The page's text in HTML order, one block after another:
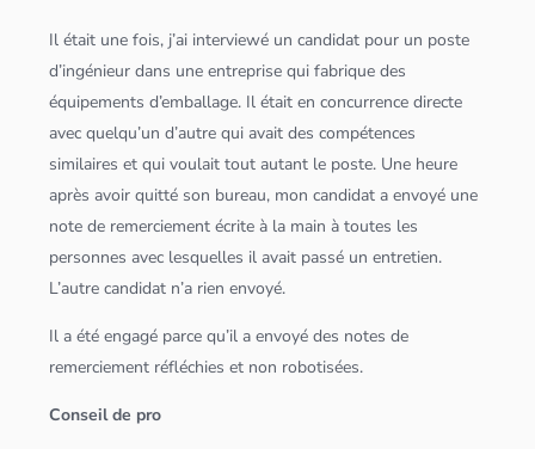
Il était une fois, j’ai interviewé un candidat pour un poste
d’ingénieur dans une entreprise qui fabrique des
équipements d’emballage. Il était en concurrence directe
avec quelqu’un d’autre qui avait des compétences
similaires et qui voulait tout autant le poste. Une heure
après avoir quitté son bureau, mon candidat a envoyé une
note de remerciement écrite à la main à toutes les
personnes avec lesquelles il avait passé un entretien.
L’autre candidat n’a rien envoyé.
Il a été engagé parce qu’il a envoyé des notes de
remerciement réfléchies et non robotisées.
Conseil de pro